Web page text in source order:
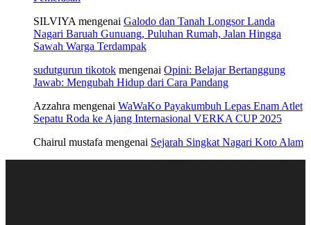
SILVIYA mengenai Galodo dan Tanah Longsor Landa
Nagari Baruah Gunuang, Puluhan Rumah, Jalan Hingga
Sawah Warga Terdampak
sudutgurun tikotok mengenai Opini: Belajar Bertanggung
Jawab: Mengubah Hidup dari Cara Pandang
Azzahra mengenai WaWaKo Payakumbuh Lepas Enam Atlet
Sepatu Roda ke Ajang Internasional VERKA CUP 2025
Chairul mustafa mengenai Sejarah Singkat Nagari Koto Alam